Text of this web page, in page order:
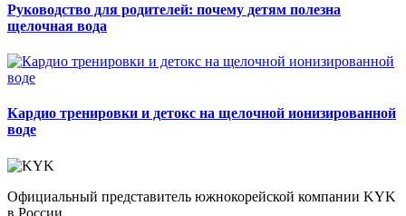
Руководство для родителей: почему детям полезна
щелочная вода
Кардио тренировки и детокс на щелочной ионизированной
воде
Официальный представитель южнокорейской компании KYK
в России